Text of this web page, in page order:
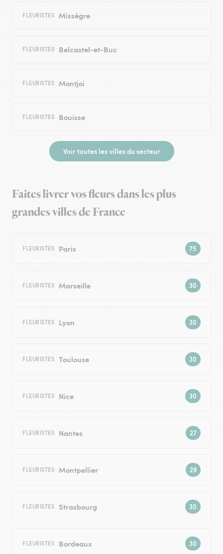
FLEURISTES Missègre
FLEURISTES Belcastel-et-Buc
FLEURISTES Montjoi
FLEURISTES Bouisse
Voir toutes les villes du secteur
Faites livrer vos fleurs dans les plus
grandes villes de France
FLEURISTES Paris
FLEURISTES Marseille
FLEURISTES Lyon
FLEURISTES Toulouse
FLEURISTES Nice
FLEURISTES Nantes
FLEURISTES Montpellier
FLEURISTES Strasbourg
FLEURISTES Bordeaux